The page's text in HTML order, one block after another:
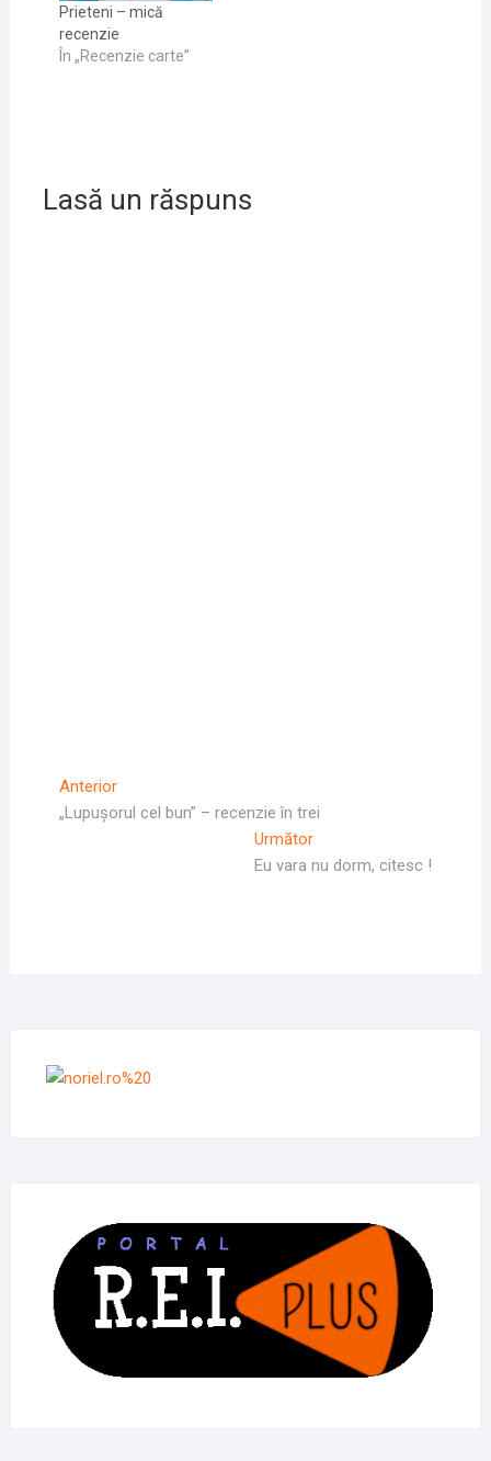
Prieteni – mică
recenzie
În „Recenzie carte”
Lasă un răspuns
Navigare
în
AnteriorArticolul
Anterior
„Lupușorul cel bun” – recenzie în trei
UrmătorArticolul
Următor:
Eu vara nu dorm, citesc !